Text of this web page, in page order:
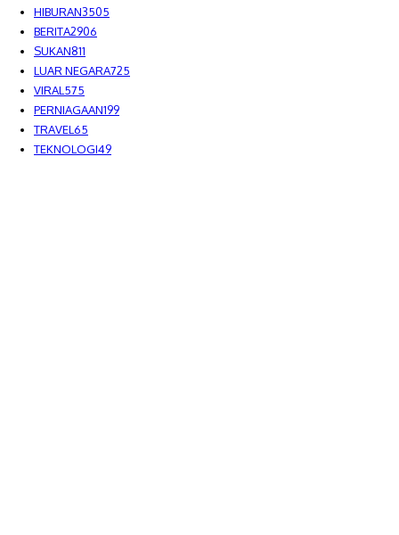
HIBURAN3505
BERITA2906
SUKAN811
LUAR NEGARA725
VIRAL 575
PERNIAGAAN199
TRAVEL 65
TEKNOLOGI49